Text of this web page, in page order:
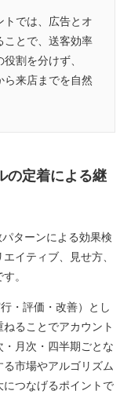
トでは、広告とオ
ことで、送客効率
割を分けず、
ら来店までを自然
の定着による継
ターンによる効果検
イティブ、見せ方、
。
・評価・改善）とし
ることでアカウント
月次・四半期ごとな
市場やアルゴリズム
つなげるポイントで